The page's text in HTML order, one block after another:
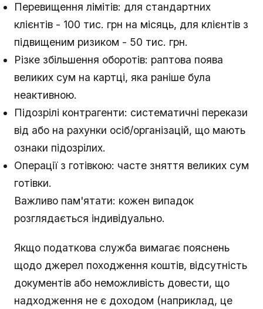
Перевищення лімітів: для стандартних
клієнтів - 100 тис. грн на місяць, для клієнтів з
підвищеним ризиком - 50 тис. грн.
Різке збільшення оборотів: раптова поява
великих сум на картці, яка раніше була
неактивною.
Підозрілі контрагенти: систематичні перекази
від або на рахунки осіб/організацій, що мають
ознаки підозрілих.
Операції з готівкою: часте зняття великих сум
готівки.
Важливо пам'ятати: кожен випадок
розглядається індивідуально.
Якщо податкова служба вимагає пояснень
щодо джерел походження коштів, відсутність
документів або неможливість довести, що
надходження не є доходом (наприклад, це